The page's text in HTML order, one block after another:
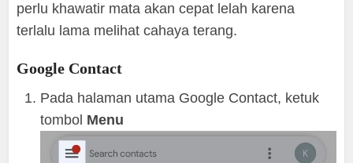
perlu khawatir mata akan cepat lelah karena
terlalu lama melihat cahaya terang.
Google Contact
Pada halaman utama Google Contact, ketuk
tombol Menu